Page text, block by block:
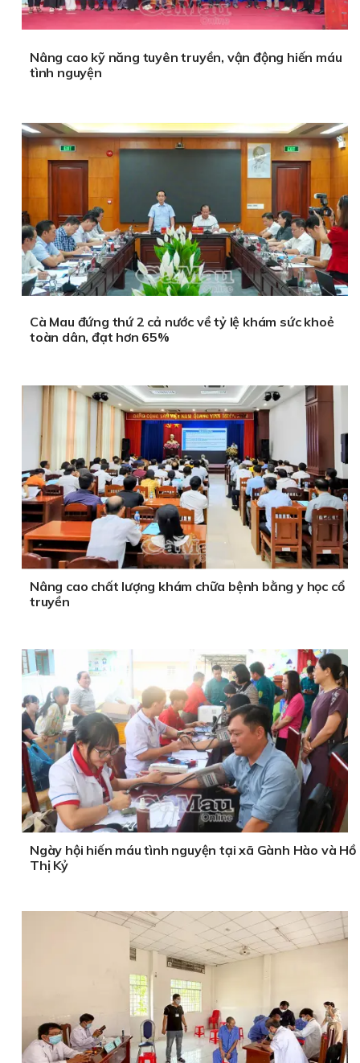
Nâng cao kỹ năng tuyên truyền, vận động hiến máu
tình nguyện
Cà Mau đứng thứ 2 cả nước về tỷ lệ khám sức khoẻ
toàn dân, đạt hơn 65%
Nâng cao chất lượng khám chữa bệnh bằng y học cổ
truyền
Ngày hội hiến máu tình nguyện tại xã Gành Hào và Hồ
Thị Kỷ